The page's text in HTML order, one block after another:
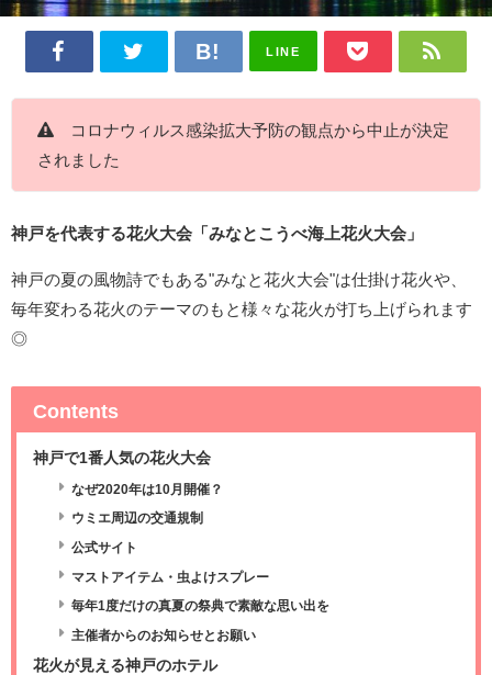
LINE
コロナウィルス感染拡大予防の観点から中止が決定
されました
神戸を代表する花火大会「みなとこうべ海上花火大会」
神戸の夏の風物詩でもある"みなと花火大会"は仕掛け花火や、
毎年変わる花火のテーマのもと様々な花火が打ち上げられます
◎
Contents
神戸で1番人気の花火大会
なぜ2020年は10月開催？
ウミエ周辺の交通規制
公式サイト
マストアイテム・虫よけスプレー
毎年1度だけの真夏の祭典で素敵な思い出を
主催者からのお知らせとお願い
花火が見える神戸のホテル